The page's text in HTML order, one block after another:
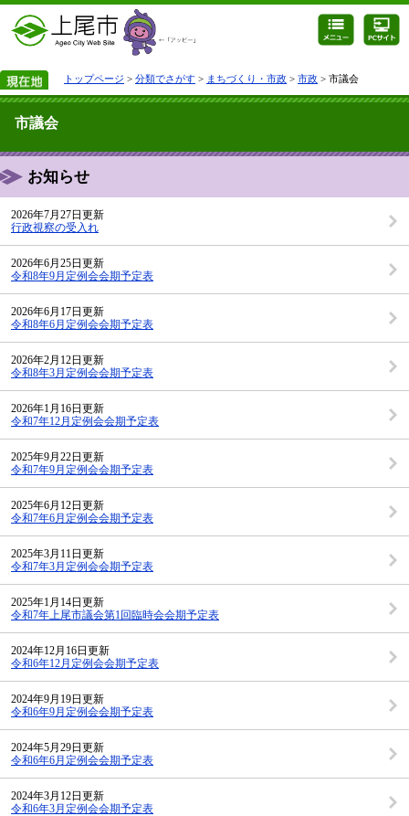
トップページ > 分類でさがす > まちづくり・市政 > 市政 > 市議会
市議会
お知らせ
2026年7月27日更新
行政視察の受入れ
2026年6月25日更新
令和8年9月定例会会期予定表
2026年6月17日更新
令和8年6月定例会会期予定表
2026年2月12日更新
令和8年3月定例会会期予定表
2026年1月16日更新
令和7年12月定例会会期予定表
2025年9月22日更新
令和7年9月定例会会期予定表
2025年6月12日更新
令和7年6月定例会会期予定表
2025年3月11日更新
令和7年3月定例会会期予定表
2025年1月14日更新
令和7年上尾市議会第1回臨時会会期予定表
2024年12月16日更新
令和6年12月定例会会期予定表
2024年9月19日更新
令和6年9月定例会会期予定表
2024年5月29日更新
令和6年6月定例会会期予定表
2024年3月12日更新
令和6年3月定例会会期予定表